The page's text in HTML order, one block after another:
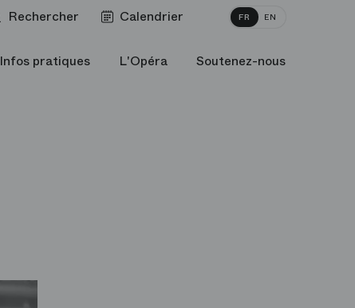
Rechercher Calendrier FR EN
Infos pratiques L'Opéra Soutenez-nous